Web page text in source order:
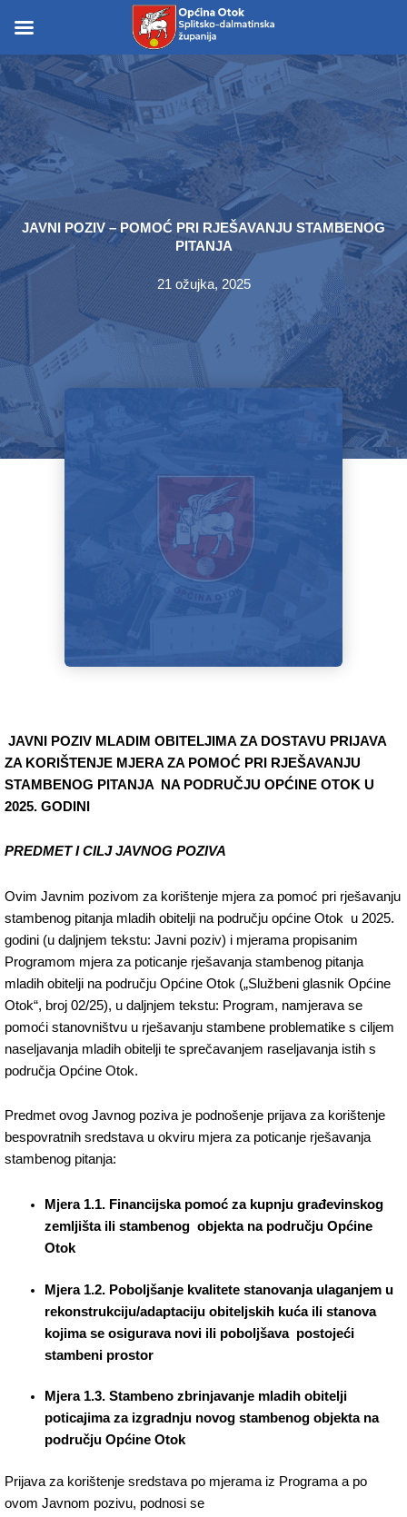
content
content
JAVNI POZIV – POMOĆ PRI RJEŠAVANJU STAMBENOG
PITANJA
21 ožujka, 2025
JAVNI POZIV MLADIM OBITELJIMA ZA DOSTAVU PRIJAVA
ZA KORIŠTENJE MJERA ZA POMOĆ PRI RJEŠAVANJU
STAMBENOG PITANJA NA PODRUČJU OPĆINE OTOK U
2025. GODINI
PREDMET I CILJ JAVNOG POZIVA
Ovim Javnim pozivom za korištenje mjera za pomoć pri rješavanju
stambenog pitanja mladih obitelji na području općine Otok u 2025.
godini (u daljnjem tekstu: Javni poziv) i mjerama propisanim
Programom mjera za poticanje rješavanja stambenog pitanja
mladih obitelji na području Općine Otok („Službeni glasnik Općine
Otok“, broj 02/25), u daljnjem tekstu: Program, namjerava se
pomoći stanovništvu u rješavanju stambene problematike s ciljem
naseljavanja mladih obitelji te sprečavanjem raseljavanja istih s
područja Općine Otok.
Predmet ovog Javnog poziva je podnošenje prijava za korištenje
bespovratnih sredstava u okviru mjera za poticanje rješavanja
stambenog pitanja:
Mjera 1.1. Financijska pomoć za kupnju građevinskog
zemljišta ili stambenog objekta na području Općine
Otok
Mjera 1.2. Poboljšanje kvalitete stanovanja ulaganjem u
rekonstrukciju/adaptaciju obiteljskih kuća ili stanova
kojima se osigurava novi ili poboljšava postojeći
stambeni prostor
Mjera 1.3. Stambeno zbrinjavanje mladih obitelji
poticajima za izgradnju novog stambenog objekta na
području Općine Otok
Prijava za korištenje sredstava po mjerama iz Programa a po
ovom Javnom pozivu, podnosi se